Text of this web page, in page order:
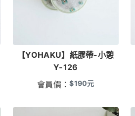
【YOHAKU】紙膠帶-小憩
Y-126
會員價：$190元